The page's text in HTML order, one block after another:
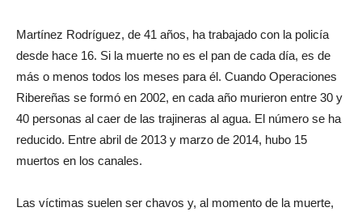
Martínez Rodríguez, de 41 años, ha trabajado con la policía
desde hace 16. Si la muerte no es el pan de cada día, es de
más o menos todos los meses para él. Cuando Operaciones
Ribereñas se formó en 2002, en cada año murieron entre 30 y
40 personas al caer de las trajineras al agua. El número se ha
reducido. Entre abril de 2013 y marzo de 2014, hubo 15
muertos en los canales.
Las víctimas suelen ser chavos y, al momento de la muerte,